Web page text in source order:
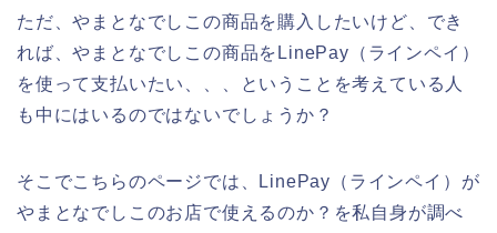
ただ、やまとなでしこの商品を購入したいけど、でき
れば、やまとなでしこの商品をLinePay（ラインペイ）
を使って支払いたい、、、ということを考えている人
も中にはいるのではないでしょうか？
そこでこちらのページでは、LinePay（ラインペイ）が
やまとなでしこのお店で使えるのか？を私自身が調べ